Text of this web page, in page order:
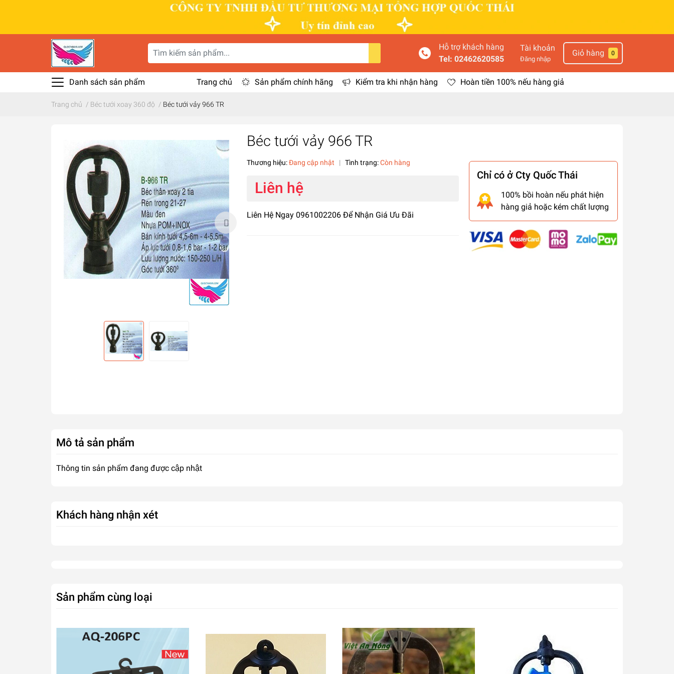
Hỗ trợ khách hàng
Tel: 02462620585
Tài khoản
Đăng nhập
Giỏ hàng 0
Danh sách sản phẩm Trang chủ Sản phẩm chính hãng Kiểm tra khi nhận hàng Hoàn tiền 100% nếu hàng giả
Trang chủ / Béc tưới xoay 360 độ / Béc tưới vảy 966 TR
Béc tưới vảy 966 TR
Thương hiệu:Đang cập nhật | Tình trạng:Còn hàng
Liên hệ
Liên Hệ Ngay 0961002206 Để Nhận Giá Ưu Đãi
Chỉ có ở Cty Quốc Thái
100% bồi hoàn nếu phát hiện
hàng giả hoặc kém chất lượng
Mô tả sản phẩm
Thông tin sản phẩm đang được cập nhật
Khách hàng nhận xét
Sản phẩm cùng loại